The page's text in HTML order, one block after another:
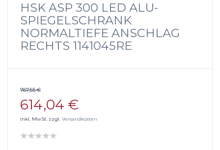
HSK ASP 300 LED ALU-
SPIEGELSCHRANK
NORMALTIEFE ANSCHLAG
RECHTS 1141045RE
767,55 €
614,04 €
inkl. MwSt. zzgl. Versandkosten